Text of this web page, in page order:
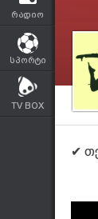
რადიო
სპორტი
TV BOX
✔